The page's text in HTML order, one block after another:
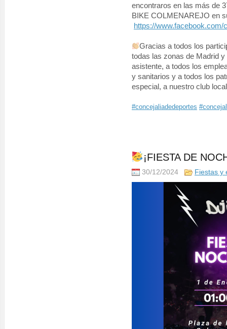
encontraros en las más de
BIKE COLMENAREJO en
https://www.facebook.com/
Gracias a todos los
todas las zonas de Madrid
asistente, a todos los
y sanitarios y a todos los
especial, a nuestro club
#concejaliadedeportes
¡FIESTA DE
30/12/2024 Fiestas y